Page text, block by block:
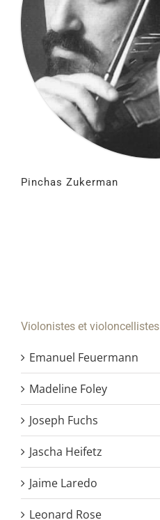
Pinchas Zukerman
Violonistes et violoncellistes
Emanuel Feuermann
Madeline Foley
Joseph Fuchs
Jascha Heifetz
Jaime Laredo
Leonard Rose